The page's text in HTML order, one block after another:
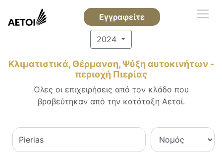
Εγγραφείτε
2024
Κλιματιστικά, Θέρμανση, Ψύξη αυτοκινήτων -
περιοχή Πιερίας
Όλες οι επιχειρήσεις από τον κλάδο που
βραβεύτηκαν από την κατάταξη Αετοί.